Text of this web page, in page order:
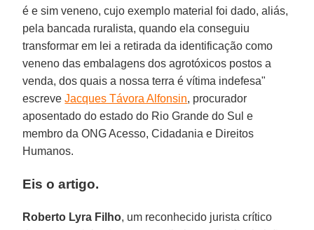
é e sim veneno, cujo exemplo material foi dado, aliás,
pela bancada ruralista, quando ela conseguiu
transformar em lei a retirada da identificação como
veneno das embalagens dos agrotóxicos postos a
venda, dos quais a nossa terra é vítima indefesa"
escreveJacques Távora Alfonsin, procurador
aposentado do estado do Rio Grande do Sul e
membro da ONG Acesso, Cidadania e Direitos
Humanos.
Eis o artigo.
Roberto Lyra Filho, um reconhecido jurista crítico